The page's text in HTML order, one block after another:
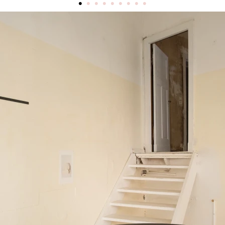
• • • • • • • • •